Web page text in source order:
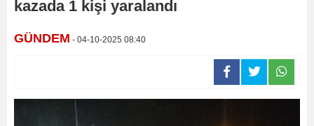
kazada 1 kişi yaralandı
GÜNDEM - 04-10-2025 08:40